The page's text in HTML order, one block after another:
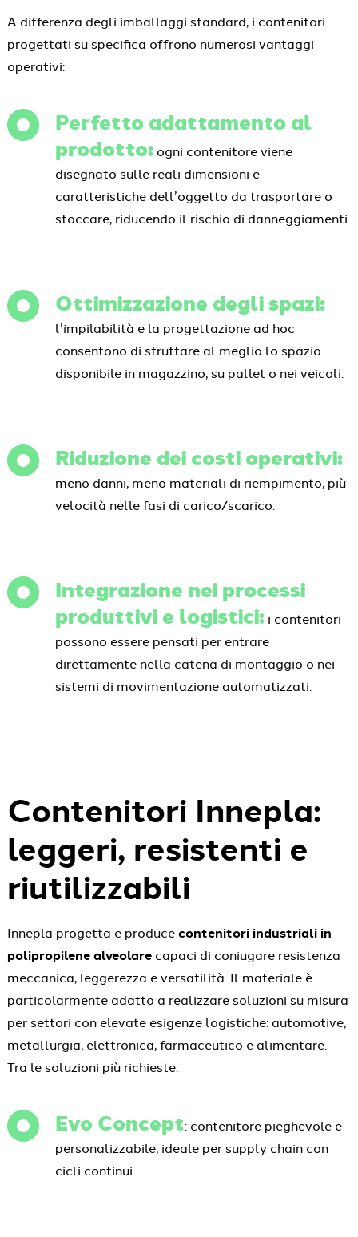
A differenza degli imballaggi standard, i contenitori
progettati su specifica offrono numerosi vantaggi
operativi:
Perfetto adattamento al
prodotto:ogni contenitore viene
disegnato sulle reali dimensioni e
caratteristiche dell’oggetto da trasportare o
stoccare, riducendo il rischio di danneggiamenti.
Ottimizzazione degli spazi:
l’impilabilità e la progettazione ad hoc
consentono di sfruttare al meglio lo spazio
disponibile in magazzino, su pallet o nei veicoli.
Riduzione dei costi operativi:
meno danni, meno materiali di riempimento, più
velocità nelle fasi di carico/scarico.
Integrazione nei processi
produttivi e logistici:i contenitori
possono essere pensati per entrare
direttamente nella catena di montaggio o nei
sistemi di movimentazione automatizzati.
Contenitori Innepla:
leggeri, resistenti e
riutilizzabili
Innepla progetta e producecontenitori industriali in
polipropilene alveolarecapaci di coniugare resistenza
meccanica, leggerezza e versatilità. Il materiale è
particolarmente adatto a realizzare soluzioni su misura
per settori con elevate esigenze logistiche: automotive,
metallurgia, elettronica, farmaceutico e alimentare.
Tra le soluzioni più richieste:
Evo Concept: contenitore pieghevole e
personalizzabile, ideale per supply chain con
cicli continui.